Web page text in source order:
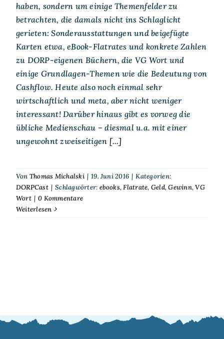
haben, sondern um einige Themenfelder zu
betrachten, die damals nicht ins Schlaglicht
gerieten: Sonderausstattungen und beigefügte
Karten etwa, eBook-Flatrates und konkrete Zahlen
zu DORP-eigenen Büchern, die VG Wort und
einige Grundlagen-Themen wie die Bedeutung von
Cashflow. Heute also noch einmal sehr
wirtschaftlich und meta, aber nicht weniger
interessant! Darüber hinaus gibt es vorweg die
übliche Medienschau – diesmal u.a. mit einer
ungewohnt zweiseitigen [...]
Von Thomas Michalski | 19. Juni 2016 | Kategorien:
DORPCast | Schlagwörter: ebooks,Flatrate, Geld,Gewinn,VG
Wort | 0 Kommentare
Weiterlesen